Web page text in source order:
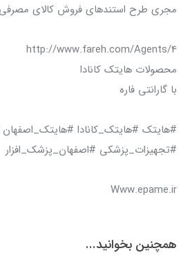
مجري طرح استندهاي فروش كالاي
محصولات هايتك كانادا
با گارانتي فاره
#هايتك #هايتك_كانادا
#تجهيزات_پزشكي #اصفهان_پزشك_افزار
Www.epame.ir
همچنین بخوانید...